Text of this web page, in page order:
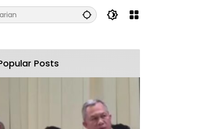
Posts